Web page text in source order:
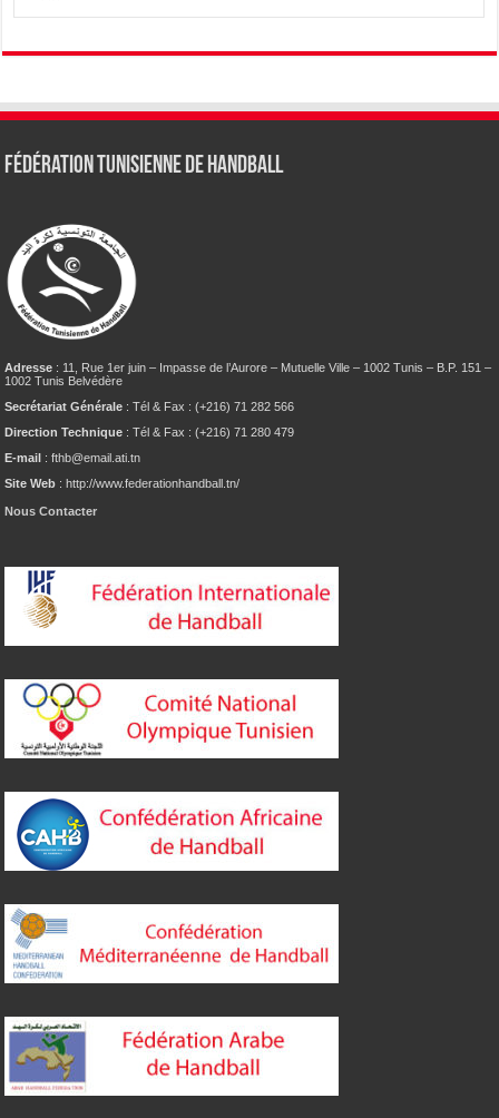
Fédération tunisienne de Handball
Adresse : 11, Rue 1er juin – Impasse de l’Aurore – Mutuelle Ville – 1002 Tunis – B.P. 151 –
1002 Tunis Belvédère
Secrétariat Générale : Tél & Fax : (+216) 71 282 566
Direction Technique : Tél & Fax : (+216) 71 280 479
E-mail : fthb@email.ati.tn
Site Web : http://www.federationhandball.tn/
Nous Contacter